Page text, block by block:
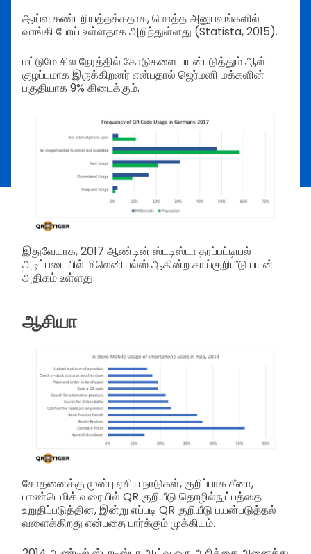
ஆய்வு கண்டறியத்தக்கதாக, மொத்த அனுபவங்களில்
வாங்கி போய் உள்ளதாக அறிந்துள்ளது (Statista, 2015).
மட்டுமே சில நேரத்தில் கோடுகளை பயன்படுத்தும் ஆள்
குழப்பமாக இருக்கிறனர் என்பதால் ஜெர்மனி மக்களின்
பகுதியாக 9% கிடைக்கும்.
இதுவேயாக, 2017 ஆண்டின் ஸ்டடிஸ்டா தரப்பட்டியல்
அடிப்படையில் மிலெனியல்ஸ் ஆகின்ற காய்குறியீடு பயன்
அதிகம் உள்ளது.
ஆசியா
சோதனைக்கு முன்பு ஏசிய நாடுகள், குறிப்பாக சீனா,
பாண்டெமிக் வரையில் QR குறியீடு தொழில்நுட்பத்தை
உறுதிப்படுத்தின, இன்று எப்படி QR குறியீடு பயன்படுத்தல்
வளைக்கிறது என்பதை பார்க்கும் முக்கியம்.